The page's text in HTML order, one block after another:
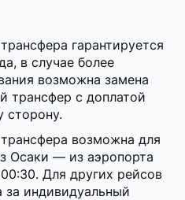
гарантируется
в случае более
возможна замена
трансфер с доплатой
сторону.
возможна для
Осаки — из аэропорта
Для других рейсов
за индивидуальный